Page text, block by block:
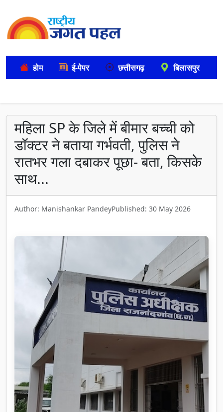
होम ई-पेपर छत्तीसगढ़ बिलासपुर
महिला SP के जिले में बीमार बच्ची को
डॉक्टर ने बताया गर्भवती, पुलिस ने
रातभर गला दबाकर पूछा- बता, किसके
साथ...
Author: Manishankar PandeyPublished: 30 May 2026